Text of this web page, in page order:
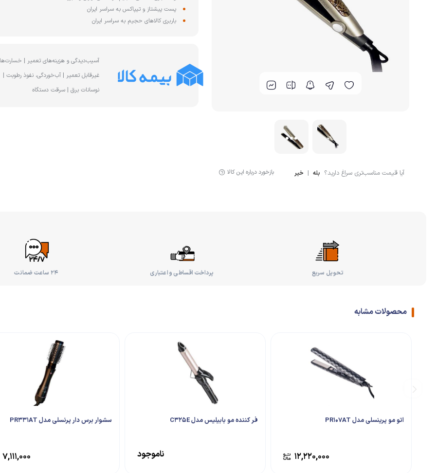
وافل ساز
چای ساز
کتری برقی
آیا قیمت مناسب‌تری سراغ دارید؟ بله | خیر بازخورد درباره این کالا
پست پیشتاز و تیپاکس به سراسر ایران
باربری کالاهای حجیم به سراسر ایران
آسیب‌دیدگی و هزینه‌های تعمیر |
غیرقابل تعمیر | آب‌خوردگی، نفوذ رطوبت |
نوسانات برق | سرقت دستگاه
تحویل سریع پرداخت اقساطی و اعتباری ۲۴ ساعت ضمانت
محصولات مشابه
اتو مو پرینسلی مدل PR107AT
۱۲,۲۲۰,۰۰۰
فر کننده مو بابیلیس مدل C325E
ناموجود
سشوار برس دار پرنسلی مدل PR331AT
۷,۱۱۱,۰۰۰